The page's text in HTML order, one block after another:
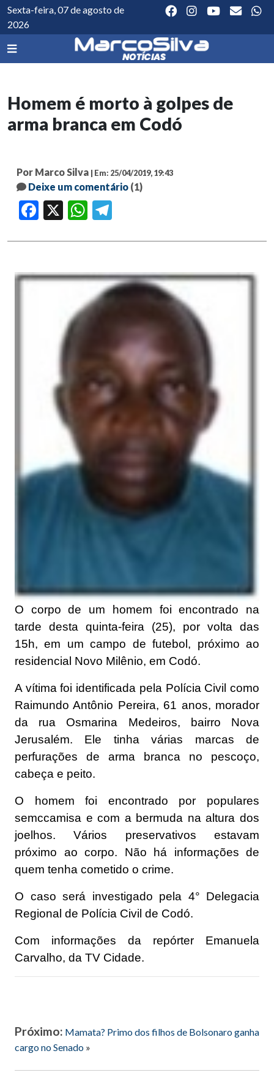
Sexta-feira, 07 de agosto de
2026
Homem é morto à golpes de
arma branca em Codó
Por Marco Silva | Em: 25/04/2019, 19:43
Deixe um comentário (1)
Facebook WhatsApp
O corpo de um homem foi encontrado na
tarde desta quinta-feira (25), por volta das
15h, em um campo de futebol, próximo ao
residencial Novo Milênio, em Codó.
A vítima foi identificada pela Polícia Civil como
Raimundo Antônio Pereira, 61 anos, morador
da rua Osmarina Medeiros, bairro Nova
Jerusalém. Ele tinha várias marcas de
perfurações de arma branca no pescoço,
cabeça e peito.
O homem foi encontrado por populares
semccamisa e com a bermuda na altura dos
joelhos. Vários preservativos estavam
próximo ao corpo. Não há informações de
quem tenha cometido o crime.
O caso será investigado pela 4° Delegacia
Regional de Polícia Civil de Codó.
Com informações da repórter Emanuela
Carvalho, da TV Cidade.
Próximo: Mamata? Primo dos filhos de Bolsonaro ganha
cargo no Senado »